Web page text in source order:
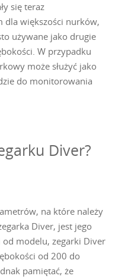
się teraz
dla większości nurków,
używane jako drugie
W przypadku
może służyć jako
do monitorowania
Diver?
na które należy
Diver, jest jego
od modelu, zegarki Diver
od 200 do
pamiętać, że